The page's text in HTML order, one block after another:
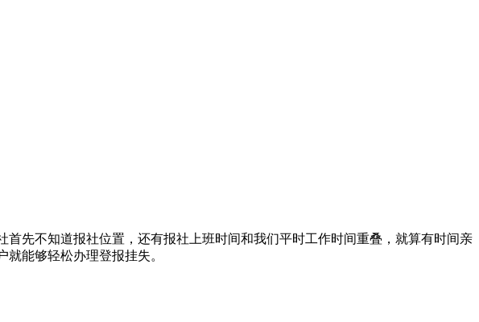
先不知道报社位置，还有报社上班时间和我们平时工作时间重叠，就算有时间亲
能够轻松办理登报挂失。